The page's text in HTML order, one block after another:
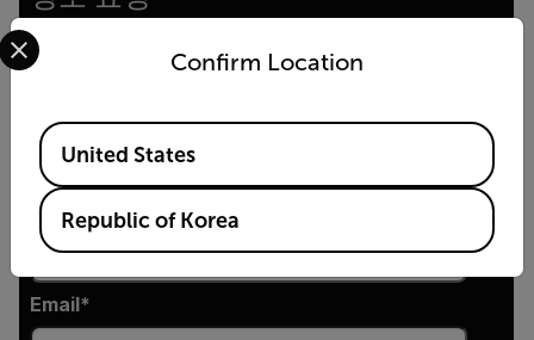
양식을 작성해 주시면, 제품 담당자가 곧 연락드리겠습
니다.
성
Email
Confirm Location
Select your preferred country and language from the
Available Locations
United States
Republic of Korea